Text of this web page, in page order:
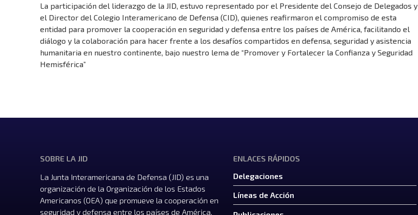
La participación del liderazgo de la JID, estuvo representado por el Presidente del Consejo de Delegados y
el Director del Colegio Interamericano de Defensa (CID), quienes reafirmaron el compromiso de esta
entidad para promover la cooperación en seguridad y defensa entre los países de América, facilitando el
diálogo y la colaboración para hacer frente a los desafíos compartidos en defensa, seguridad y asistencia
humanitaria en nuestro continente, bajo nuestro lema de “Promover y Fortalecer la Confianza y Seguridad
Hemisférica”
SOBRE LA JID
La Junta Interamericana de Defensa (JID) es una
organización de la Organización de los Estados
Americanos (OEA) que promueve la cooperación en
seguridad y defensa entre los países de América,
ENLACES RÁPIDOS
Delegaciones
Líneas de Acción